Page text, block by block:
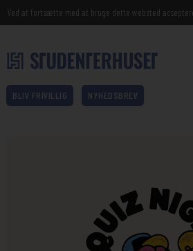
Ved at fortsætte med at bruge dette websted
BLIV FRIVILLIG NYHEDSBREV